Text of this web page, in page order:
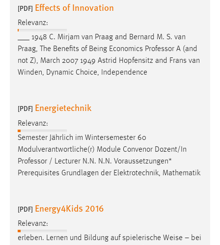
[PDF] Effects of Innovation
Relevanz:
___ 1948 C. Mirjam van Praag and Bernard M. S. van
Praag, The Benefits of Being Economics Professor A (and
not Z), March 2007 1949 Astrid Hopfensitz and Frans van
Winden, Dynamic Choice, Independence
[PDF] Energietechnik
Relevanz:
Semester Jährlich im Wintersemester 60
Modulverantwortliche(r) Module Convenor Dozent/In
Professor / Lecturer N.N. N.N. Voraussetzungen*
Prerequisites Grundlagen der Elektrotechnik, Mathematik
[PDF] Energy4Kids 2016
Relevanz:
erleben. Lernen und Bildung auf spielerische Weise – bei